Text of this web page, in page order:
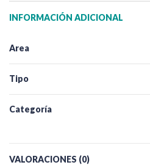
INFORMACIÓN ADICIONAL
Area
Tipo
Categoría
VALORACIONES (0)